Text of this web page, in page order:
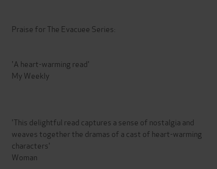
Praise for The Evacuee Series:
'A heart-warming read'
My Weekly
'This delightful read captures a sense of nostalgia and
weaves together the dramas of a cast of heart-warming
characters'